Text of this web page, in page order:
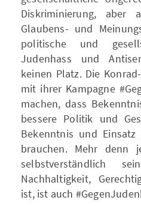
Diskriminierung, aber
Glaubens- und
politische und
Judenhass und
keinen Platz. Die
mit ihrer Kampagne
machen, dass
bessere Politik und
Bekenntnis und Einsatz
brauchen. Mehr denn
selbstverständlich
Nachhaltigkeit,
ist, ist auch